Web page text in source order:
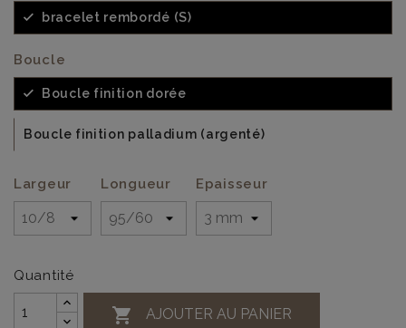
bracelet rembordé (S)
Boucle
Boucle finition dorée
Boucle finition palladium (argenté)
Largeur Longueur Epaisseur
Quantité
 AJOUTER AU PANIER